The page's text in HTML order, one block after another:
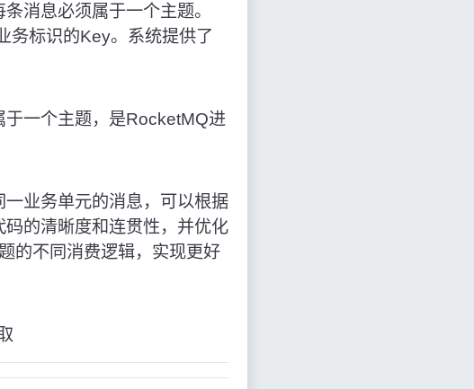
消息必须属于一个主题。
务标识的Key。系统提供了
一个主题，是RocketMQ进
业务单元的消息，可以根据
的清晰度和连贯性，并优化
的不同消费逻辑，实现更好